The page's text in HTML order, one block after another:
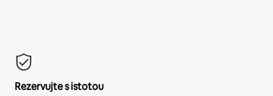
Rezervujte s istotou